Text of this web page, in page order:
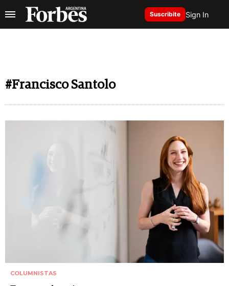
Suscribite Sign In
#Francisco Santolo
COLUMNISTAS